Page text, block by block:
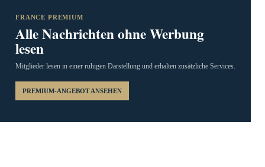
FRANCE PREMIUM
Alle Nachrichten ohne Werbung
lesen
Mitglieder lesen in einer ruhigen Darstellung und erhalten zusätzliche Services.
PREMIUM-ANGEBOT ANSEHEN